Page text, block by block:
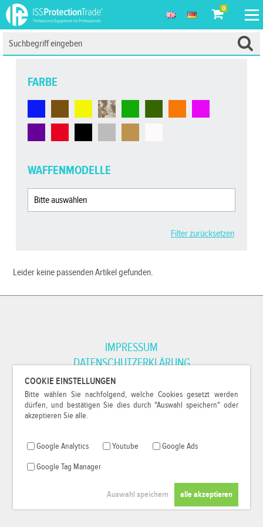
COOKIE EINSTELLUNGEN
Bitte wählen Sie nachfolgend, welche Cookies gesetzt werden
dürfen, und bestätigen Sie dies durch "Auswahl speichern" oder
akzeptieren Sie alle.
Google Analytics Youtube Google Ads
Google Tag Manager
0
FARBE
WAFFENMODELLE
Filter zurücksetzen
Leider keine passenden Artikel gefunden.
IMPRESSUM
DATENSCHUTZERKLÄRUNG
*Alle Preise inkl. MwSt. und zzgl.Versandkosten
© 2000-2026 79Pixel, alle Rechte vorbehalten.